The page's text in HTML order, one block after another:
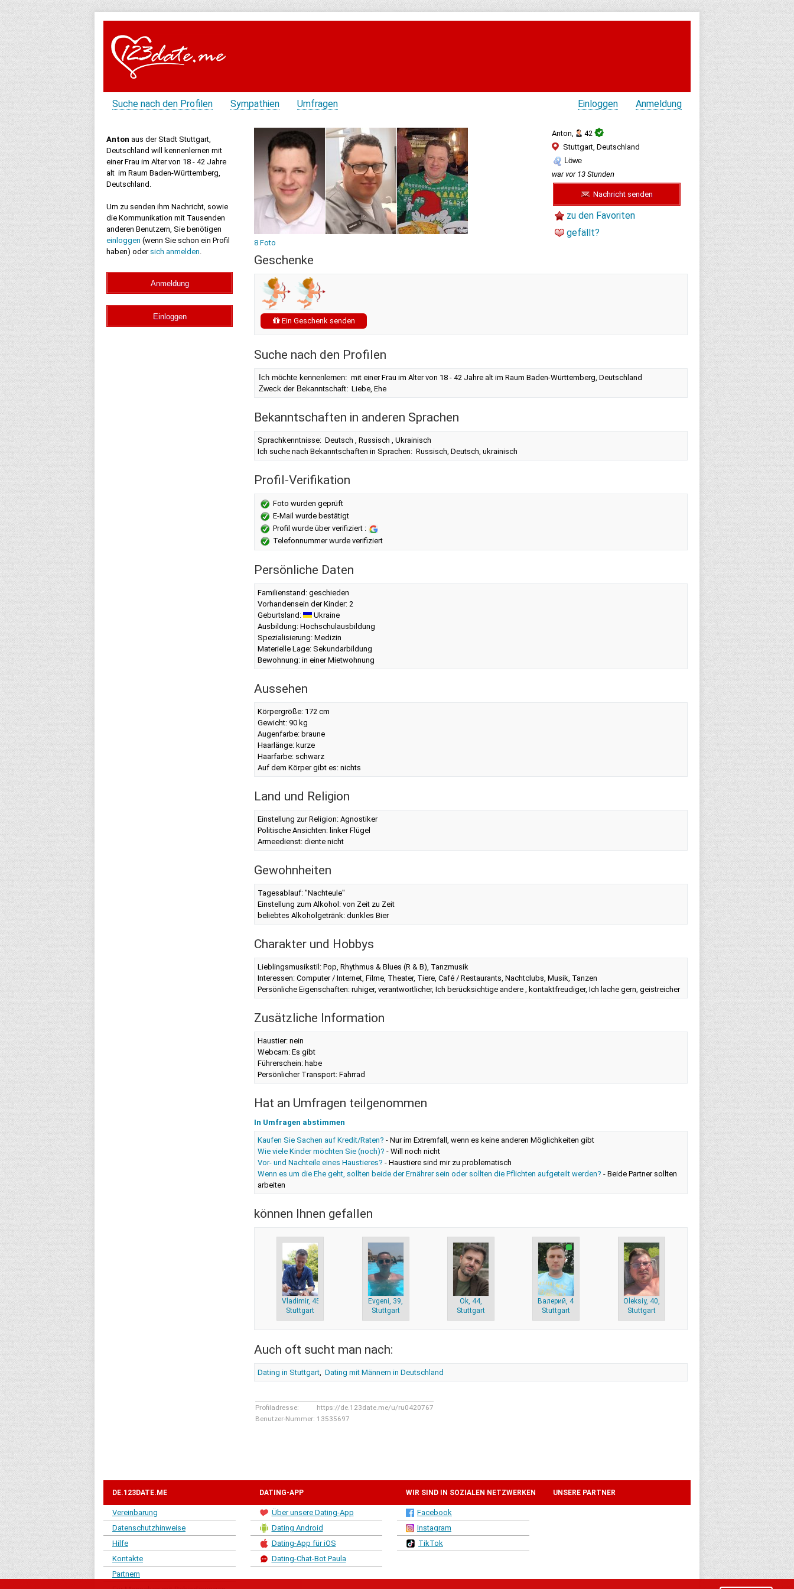
Suche nach den Profilen Sympathien Umfragen Anmeldung
Einloggen
Anton aus der Stadt Stuttgart,
Deutschland will kennenlernen mit
einer Frau im Alter von 18 - 42 Jahre
alt im Raum Baden-Württemberg,
Deutschland.
Um zu senden ihm Nachricht, sowie
die Kommunikation mit Tausenden
anderen Benutzern, Sie benötigen
einloggen (wenn Sie schon ein Profil
haben) oder sich anmelden.
8 Foto
Anton,
42
Stuttgart, Deutschland
Löwe
war vor 13 Stunden
Nachricht senden
zu den Favoriten
gefällt?
Geschenke
Ein Geschenk senden
Suche nach den Profilen
Ich möchte kennenlernen: mit einer Frau im Alter von 18 - 42 Jahre alt im Raum Baden-Württemberg, Deutschland
Zweck der Bekanntschaft: Liebe, Ehe
Bekanntschaften in anderen Sprachen
Sprachkenntnisse: Deutsch , Russisch , Ukrainisch
Ich suche nach Bekanntschaften in Sprachen: Russisch, Deutsch, ukrainisch
Profil-Verifikation
Foto wurden geprüft
E-Mail wurde bestätigt
Profil wurde über verifiziert :
Telefonnummer wurde verifiziert
Persönliche Daten
Familienstand: geschieden
Vorhandensein der Kinder: 2
Geburtsland:
Ukraine
Ausbildung: Hochschulausbildung
Spezialisierung: Medizin
Materielle Lage: Sekundarbildung
Bewohnung: in einer Mietwohnung
Aussehen
Körpergröße: 172 cm
Gewicht: 90 kg
Augenfarbe: braune
Haarlänge: kurze
Haarfarbe: schwarz
Auf dem Körper gibt es: nichts
Land und Religion
Einstellung zur Religion: Agnostiker
Politische Ansichten: linker Flügel
Armeedienst: diente nicht
Gewohnheiten
Tagesablauf: "Nachteule"
Einstellung zum Alkohol: von Zeit zu Zeit
beliebtes Alkoholgetränk: dunkles Bier
Charakter und Hobbys
Lieblingsmusikstil: Pop, Rhythmus & Blues (R & B), Tanzmusik
Interessen: Computer / Internet, Filme, Theater, Tiere, Café / Restaurants, Nachtclubs, Musik, Tanzen
Persönliche Eigenschaften: ruhiger, verantwortlicher, Ich berücksichtige andere , kontaktfreudiger, Ich lache gern, geistreicher
Zusätzliche Information
Haustier: nein
Webcam: Es gibt
Führerschein: habe
Persönlicher Transport: Fahrrad
Hat an Umfragen teilgenommen
In Umfragen abstimmen
Kaufen Sie Sachen auf Kredit/Raten? - Nur im Extremfall, wenn es keine anderen Möglichkeiten gibt
Wie viele Kinder möchten Sie (noch)? - Will noch nicht
Vor- und Nachteile eines Haustieres? - Haustiere sind mir zu problematisch
Wenn es um die Ehe geht, sollten beide der Ernährer sein oder sollten die Pflichten aufgeteilt werden? - Beide Partner sollten
arbeiten
können Ihnen gefallen
Vladimir, 45,
Stuttgart
Evgeni, 39,
Stuttgart
Ok, 44,
Stuttgart
Валерий, 43,
Stuttgart
Oleksiy, 40,
Stuttgart
Auch oft sucht man nach:
Dating in Stuttgart, Dating mit Männern in Deutschland
Profiladresse:
https://de.123date.me/u/ru0420767
Benutzer-Nummer: 13535697
DE.123DATE.ME DATING-APP WIR SIND IN SOZIALEN NETZWERKEN UNSERE PARTNER
Vereinbarung
Datenschutzhinweise
Hilfe
Kontakte
Partnern
Über unsere Dating-App
Dating Android
Dating-App für iOS
Dating-Chat-Bot Paula
Facebook
Instagram
TikTok